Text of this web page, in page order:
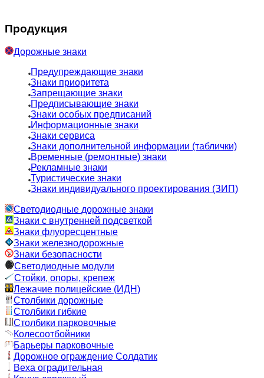
Продукция
Дорожные знаки
Предупреждающие знаки
Знаки приоритета
Запрещающие знаки
Предписывающие знаки
Знаки особых предписаний
Информационные знаки
Знаки сервиса
Знаки дополнительной информации (таблички)
Временные (ремонтные) знаки
Рекламные знаки
Туристические знаки
Знаки индивидуального проектирования (ЗИП)
Светодиодные дорожные знаки
Знаки с внутренней подсветкой
Знаки флуоресцентные
Знаки железнодорожные
Знаки безопасности
Светодиодные модули
Стойки, опоры, крепеж
Лежачие полицейские (ИДН)
Столбики дорожные
Столбики гибкие
Столбики парковочные
Колесоотбойники
Барьеры парковочные
Дорожное ограждение Солдатик
Веха оградительная